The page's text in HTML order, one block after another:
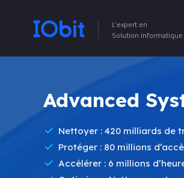
L’expert en
Solution informatique
Advanced
Nettoyer : 420 milliards de
Protéger : 80 millions
Accélérer : 6 millions